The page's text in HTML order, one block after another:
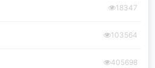
18347
103564
405698